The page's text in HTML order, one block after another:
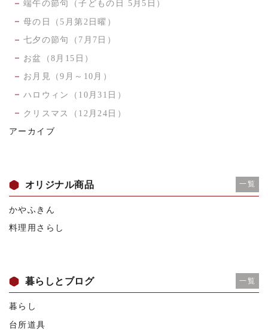
端午の節句（子どもの日 5月5日）
母の日（5月第2日曜）
七夕の節句（7月7日）
お盆（8月15日）
お月見（9月～10月）
ハロウィン（10月31日）
クリスマス（12月24日）
アーカイブ
オリジナル商品 一覧
かやふきん
料理用さらし
暮らしとブログ 一覧
暮らし
台所道具